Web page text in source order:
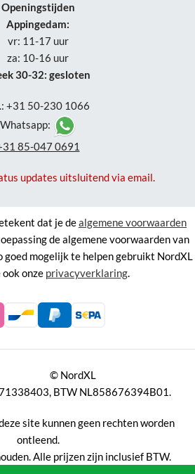
Openingstijden
Appingedam:
vr: 11-17 uur
za: 10-16 uur
30-32: gesloten
+31 50-230 1066
Whatsapp:
85-047 0691
updates uitsluitend via email.
dat je dealgemene voorwaarden
de algemene voorwaarden van
goed mogelijk te helpen gebruikt NordXL
ook onze privacyverklaring.
© NordXL
BTW NL858676394B01.
site kunnen geen rechten worden
ontleend.
Alle prijzen zijn inclusief BTW.